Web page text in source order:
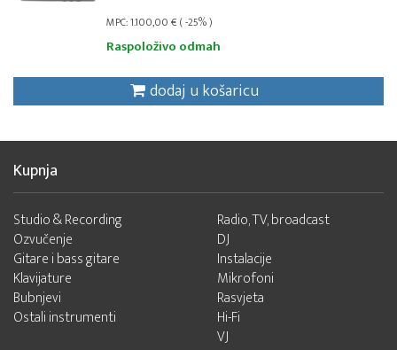
MPC: 1.100,00 € ( -25% )
Raspoloživo odmah
dodaj u košaricu
Kupnja
Studio & Recording
Ozvučenje
Gitare i bass gitare
Klavijature
Bubnjevi
Ostali instrumenti
Radio, TV, broadcast
DJ
Instalacije
Mikrofoni
Rasvjeta
Hi-Fi
VJ